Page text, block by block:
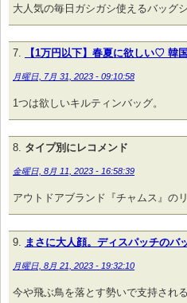
大人気の毎日ガシガシ使えるバッグ
【1万円以下】春夏に欲しい♡ 韓
月曜日, 7月 31, 2023 - 09:10:58
1つは欲しいキルティンバッグ。
タイプ別にレコメンド
金曜日, 8月 11, 2023 - 16:58:39
アウトドアブランド『チャムス』の
まさに大人顔。ディスパッチのバ
月曜日, 8月 21, 2023 - 19:32:10
今や飛ぶ鳥を落とす勢いで支持され